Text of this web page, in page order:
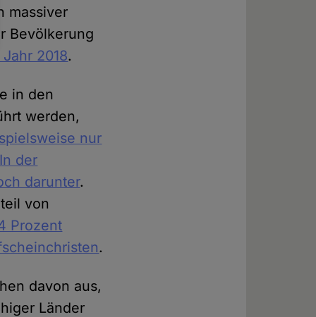
massiver
Bevölkerung
2018.
in den
werden,
nur
In der
darunter.
von
Prozent
.
davon aus,
Länder